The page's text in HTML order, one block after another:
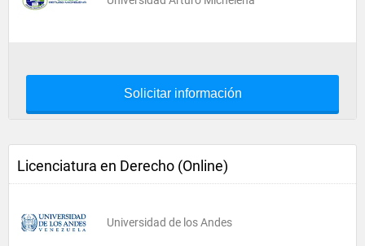
Solicitar información
Licenciatura en Derecho (Online)
Universidad de los Andes